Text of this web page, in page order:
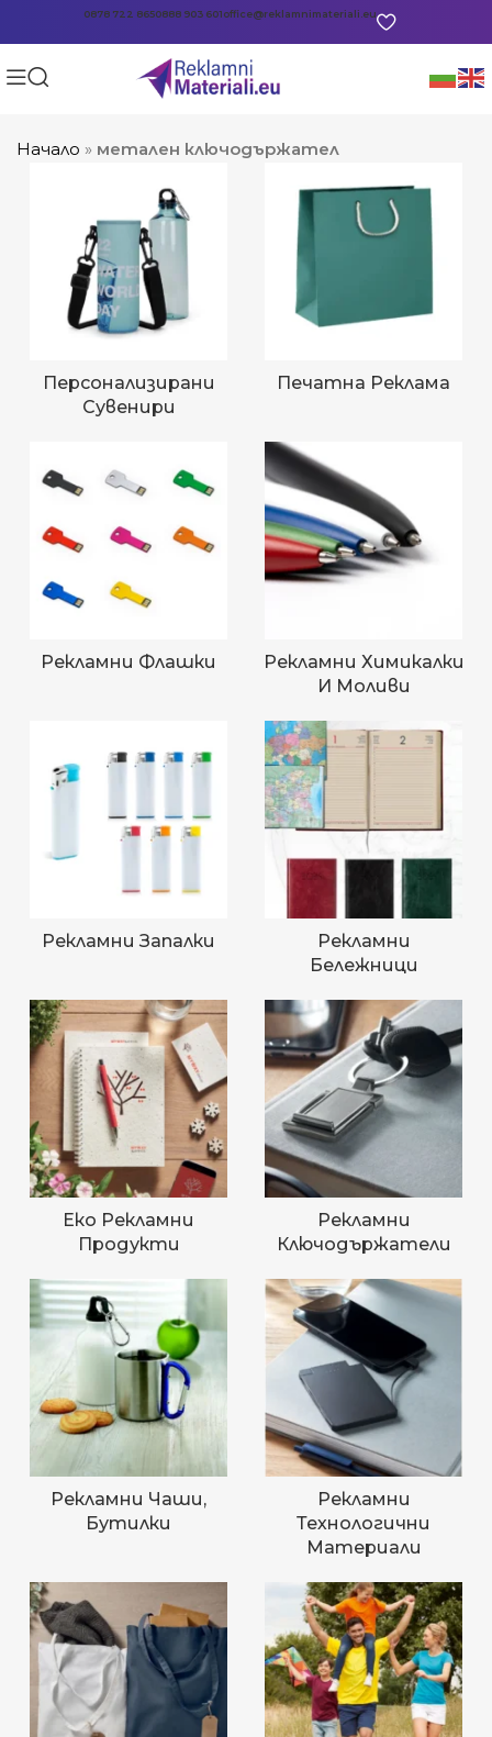
0878 722 8650888 903 601office@reklamnimateriali.eu
Начало » метален ключодържател
Персонализирани
Сувенири
Печатна Реклама
Рекламни Флашки
Рекламни Химикалки
И Моливи
Рекламни Запалки
Рекламни
Бележници
Еко Рекламни
Продукти
Рекламни
Ключодържатели
Рекламни Чаши,
Бутилки
Рекламни
Технологични
Материали